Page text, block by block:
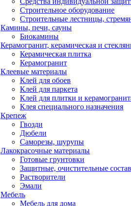
Строительное оборудование
Строительные лестницы,
Камины, печи, сауны
Биокамины
Керамогранит, керамическая и
Керамическая плитка
Керамогранит
Клеевые материалы
Клей для обоев
Клей для паркета
Клей для плитки и
Клея специального назначения
Крепеж
Гвозди
Дюбели
Саморезы, шурупы
Лакокрасочные материалы
Готовые грунтовки
Защитные, очистительные
Растворители
Эмали
Мебель
Мебель для дома